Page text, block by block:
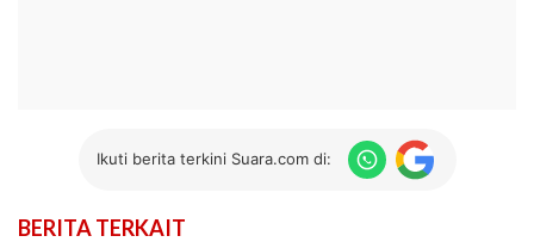
Ikuti berita terkini Suara.com di:
BERITA TERKAIT